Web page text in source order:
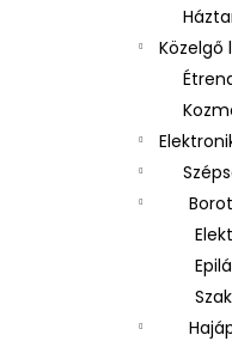
Közelgő